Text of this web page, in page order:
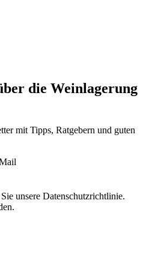
die Weinlagerung
mit Tipps, Ratgebern und guten
unsere Datenschutzrichtlinie.